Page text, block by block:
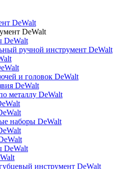
DeWalt
DeWalt
DeWalt
ручной инструмент DeWalt
и головок DeWalt
DeWalt
металлу DeWalt
наборы DeWalt
DeWalt
инструмент DeWalt